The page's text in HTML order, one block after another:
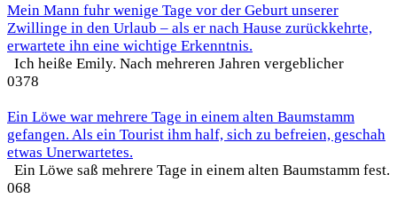
Mein Mann fuhr wenige Tage vor der Geburt unserer
Zwillinge in den Urlaub – als er nach Hause zurückkehrte,
erwartete ihn eine wichtige Erkenntnis.
Ich heiße Emily. Nach mehreren Jahren vergeblicher
0378
Ein Löwe war mehrere Tage in einem alten Baumstamm
gefangen. Als ein Tourist ihm half, sich zu befreien, geschah
etwas Unerwartetes.
Ein Löwe saß mehrere Tage in einem alten Baumstamm fest.
068